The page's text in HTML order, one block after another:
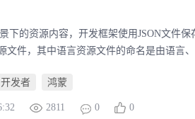
下的资源内容，开发框架使用JSON文件保
文件，其中语言资源文件的命名是由语言
开发者 鸿蒙
2811 0 0